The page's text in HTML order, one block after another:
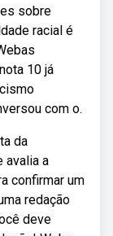
sobre
racial é
10 já
com o.
da
avalia a
confirmar um
redação
deve